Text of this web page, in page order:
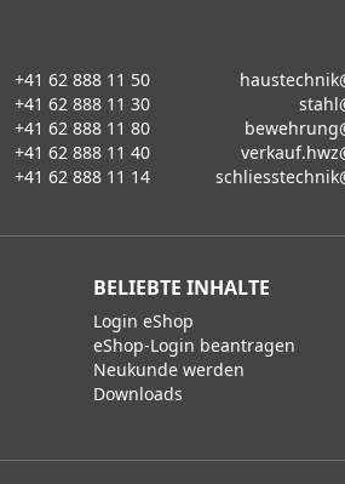
+41 62 888 11 50
+41 62 888 11 30
+41 62 888 11 80
+41 62 888 11 40
+41 62 888 11 14
BELIEBTE INHALTE
Login eShop
eShop-Login beantragen
Neukunde werden
Downloads